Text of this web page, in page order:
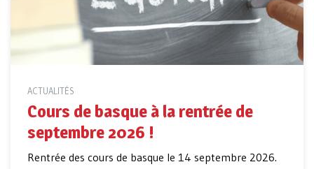
ACTUALITÉS
Cours de basque à la rentrée de
septembre 2026 !
Rentrée des cours de basque le 14 septembre 2026.